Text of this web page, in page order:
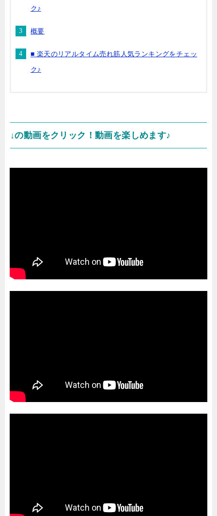
ク♪
概要
■ 楽天のリアルタイム売れ筋人気ランキングをチェッ
ク♪
↓の動画をクリック！動画を楽しめます♪